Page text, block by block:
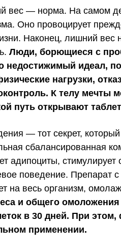
вес — норма. На самом
Оно провоцирует
Наконец, лишний вес
Люди, борющиеся с
недостижимый идеал,
нагрузки,
К телу мечты
путь открывают
— тот секрет,
сбалансированная
адипоциты,
поведение. Препарат
на весь организм,
и общего омоложения
в 30 дней. При
применении.